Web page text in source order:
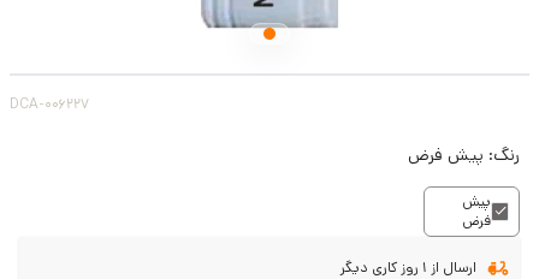
DCA-006227
رنگ: پیش فرض
پیش
فرض
ارسال از 1 روز کاری دیگر